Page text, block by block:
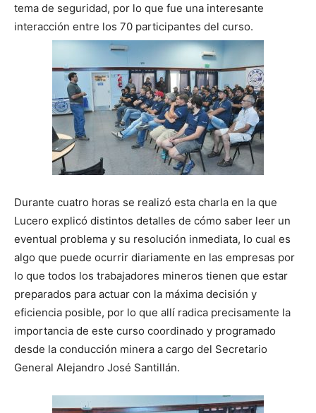
tema de seguridad, por lo que fue una interesante
interacción entre los 70 participantes del curso.
Durante cuatro horas se realizó esta charla en la que
Lucero explicó distintos detalles de cómo saber leer un
eventual problema y su resolución inmediata, lo cual es
algo que puede ocurrir diariamente en las empresas por
lo que todos los trabajadores mineros tienen que estar
preparados para actuar con la máxima decisión y
eficiencia posible, por lo que allí radica precisamente la
importancia de este curso coordinado y programado
desde la conducción minera a cargo del Secretario
General Alejandro José Santillán.